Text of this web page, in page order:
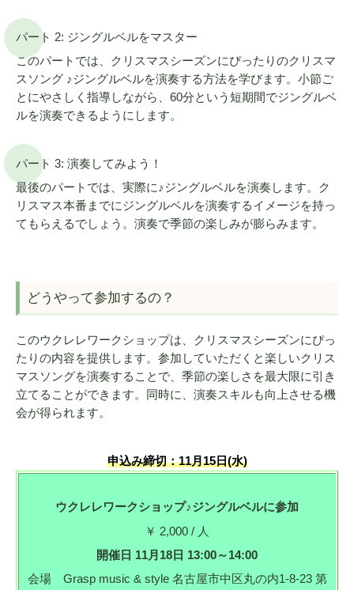
パート 2: ジングルベルをマスター
このパートでは、クリスマスシーズンにぴったりのクリスマ
スソング ♪ジングルベルを演奏する方法を学びます。小節ご
とにやさしく指導しながら、60分という短期間でジングルベ
ルを演奏できるようにします。
パート 3: 演奏してみよう！
最後のパートでは、実際に♪ジングルベルを演奏します。ク
リスマス本番までにジングルベルを演奏するイメージを持っ
てもらえるでしょう。演奏で季節の楽しみが膨らみます。
どうやって参加するの？
このウクレレワークショップは、クリスマスシーズンにぴっ
たりの内容を提供します。参加していただくと楽しいクリス
マスソングを演奏することで、季節の楽しさを最大限に引き
立てることができます。同時に、演奏スキルも向上させる機
会が得られます。
申込み締切：11月15日(水)
ウクレレワークショップ♪ジングルベルに参加
￥ 2,000 / 人
開催日 11月18日 13:00～14:00
会場 Grasp music & style 名古屋市中区丸の内1-8-23 第